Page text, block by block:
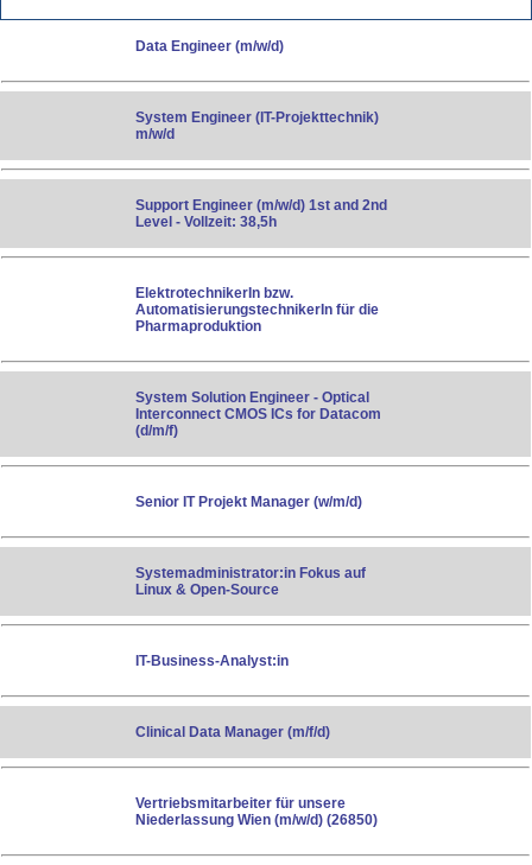
Data Engineer (m/w/d)
System Engineer (IT-Projekttechnik)
m/w/d
Support Engineer (m/w/d) 1st and 2nd
Level - Vollzeit: 38,5h
ElektrotechnikerIn bzw.
AutomatisierungstechnikerIn für die
Pharmaproduktion
System Solution Engineer - Optical
Interconnect CMOS ICs for Datacom
(d/​m/​f)
Senior IT Projekt Manager (w/m/d)
Systemadministrator:in Fokus auf
Linux & Open-Source
IT-Business-Analyst:in
Clinical Data Manager (m/f/d)
Vertriebsmitarbeiter für unsere
Niederlassung Wien (m/w/d) (26850)